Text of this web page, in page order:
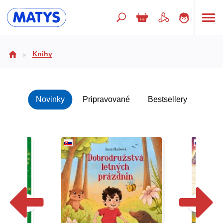
Doplnkový sortiment
Poézia
Populárno - náučné pre deti
Predškoláci
Výchova a pedagogika
Knihy
Novinky Pripravované Bestsellery